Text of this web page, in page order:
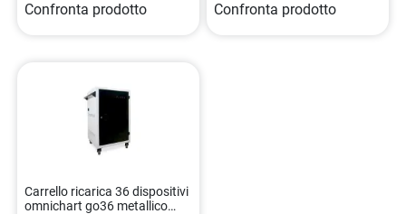
Confronta prodotto Confronta prodotto
Carrello ricarica 36 dispositivi
omnichart go36 metallico